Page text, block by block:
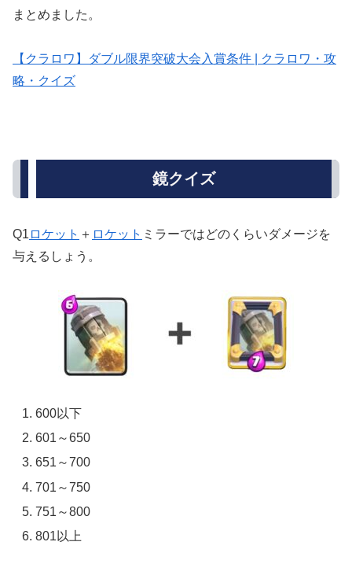
まとめました。
【クラロワ】ダブル限界突破大会入賞条件 | クラロワ・攻
略・クイズ
鏡クイズ
Q1ロケット ＋ ロケット ミラーではどのくらいダメージを
与えるしょう。
600以下
601～650
651～700
701～750
751～800
801以上